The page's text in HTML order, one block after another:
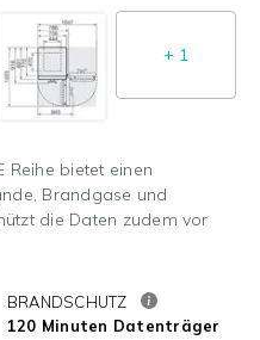
+ 1
Reihe bietet einen
Brandgase und
die Daten zudem vor
BRANDSCHUTZ
120 Minuten Datenträger